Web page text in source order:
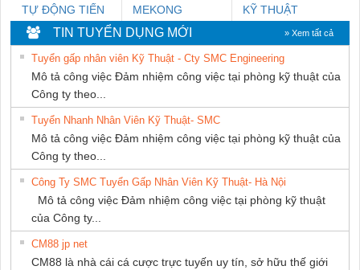
TỰ ĐỘNG TIẾN
HƯNG
MEKONG
MARINE
SUPPLY
KỸ THUẬT
KTECH VIỆT
NAM
TIN TUYỂN DỤNG MỚI » Xem tất cả
Tuyển gấp nhân viên Kỹ Thuật - Cty SMC Engineering
Mô tả công việc Đảm nhiệm công việc tại phòng kỹ thuật của
Công ty theo...
Tuyển Nhanh Nhân Viên Kỹ Thuật- SMC
Mô tả công việc Đảm nhiệm công việc tại phòng kỹ thuật của
Công ty theo...
Công Ty SMC Tuyển Gấp Nhân Viên Kỹ Thuật- Hà Nội
Mô tả công việc Đảm nhiệm công việc tại phòng kỹ thuật
của Công ty...
CM88 jp net
CM88 là nhà cái cá cược trực tuyến uy tín, sở hữu thế giới